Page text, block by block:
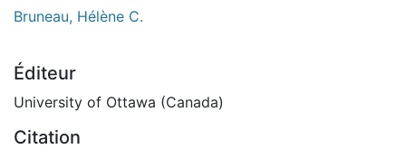
Bruneau, Hélène C.
Éditeur
University of Ottawa (Canada)
Citation